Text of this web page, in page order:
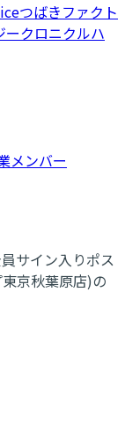
つばきファクト
ークロニクルハ
メンバー
サイン入りポス
京秋葉原店)の